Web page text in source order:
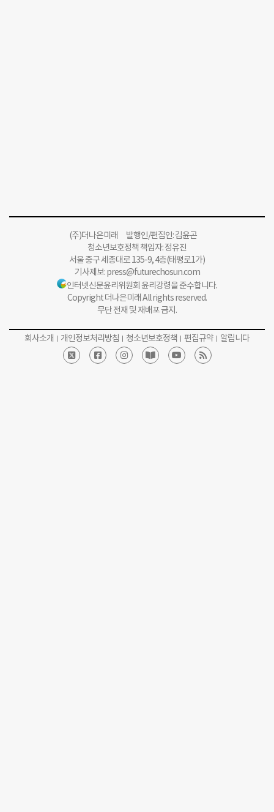
(주)더나은미래 발행인/편집인: 김윤곤
청소년보호정책 책임자: 정유진
서울 중구 세종대로 135-9, 4층(태평로1가)
기사제보:press@futurechosun.com
인터넷신문윤리위원회 윤리강령을 준수합니다.
Copyright 더나은미래 All rights reserved.
무단 전재 및 재배포 금지.
회사소개 개인정보처리방침 청소년보호정책 편집규약 알립니다